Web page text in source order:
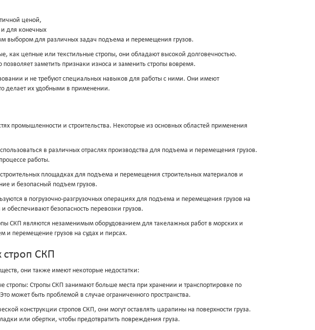
ценой,
и для конечных
выбором для различных задач подъема и перемещения грузов.
как цепные или текстильные стропы, они обладают высокой долговечностью.
заметить признаки износа и заменить стропы вовремя.
и не требуют специальных навыков для работы с ними. Они имеют
делает их удобными в применении.
промышленности и строительства. Некоторые из основных областей применения
в различных отраслях производства для подъема и перемещения грузов.
работы.
площадках для подъема и перемещения строительных материалов и
и безопасный подъем грузов.
в погрузочно-разгрузочных операциях для подъема и перемещения грузов на
обеспечивают безопасность перевозки грузов.
СКП являются незаменимым оборудованием для такелажных работ в морских и
и перемещение грузов на судах и пирсах.
строп СКП
они также имеют некоторые недостатки:
стропы: Стропы СКП занимают больше места при хранении и транспортировке по
может быть проблемой в случае ограниченного пространства.
конструкции стропов СКП, они могут оставлять царапины на поверхности груза.
или обертки, чтобы предотвратить повреждения груза.